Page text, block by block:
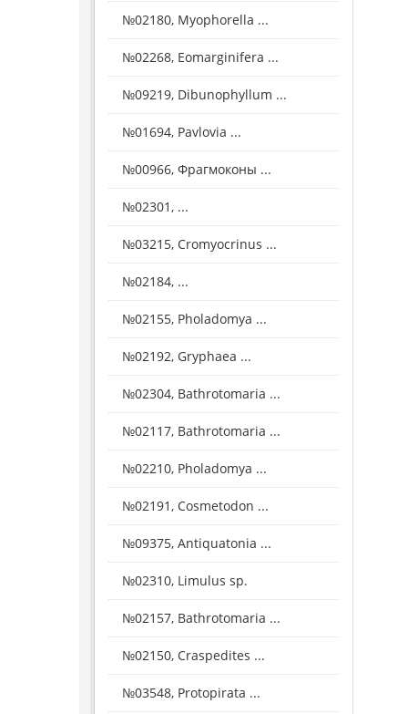
№02180, Myophorella ...
№02268, Eomarginifera ...
№09219, Dibunophyllum ...
№01694, Pavlovia ...
№00966, Фрагмоконы ...
№02301, ...
№03215, Cromyocrinus ...
№02184, ...
№02155, Pholadomya ...
№02192, Gryphaea ...
№02304, Bathrotomaria ...
№02117, Bathrotomaria ...
№02210, Pholadomya ...
№02191, Cosmetodon ...
№09375, Antiquatonia ...
№02310, Limulus sp.
№02157, Bathrotomaria ...
№02150, Craspedites ...
№03548, Protopirata ...